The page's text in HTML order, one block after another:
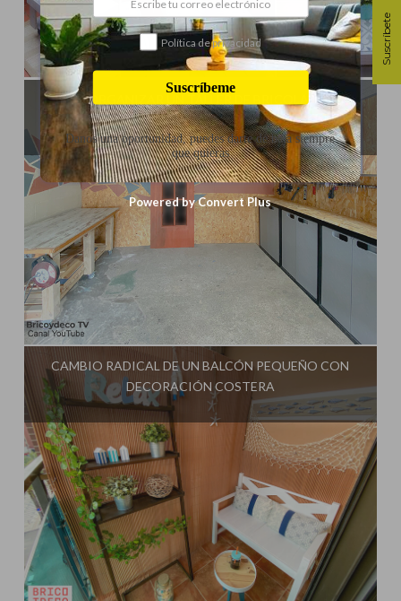
Influencer: Bricoydeco Mujermanitas
CÓMO ORGANIZAR UN TALLER DE BRICOLAJE PARA
APROVECHAR HASTA EL ÚLTIMO RINCÓN
Influencer:Bricoydeco Mujermanitas
CAMBIO RADICAL DE UN BALCÓN PEQUEÑO CON
DECORACIÓN COSTERA
Influencer:Bricoydeco Mujermanitas
Suscríbete
Política de privacidad
Suscríbeme
Danos una oportunidad, puedes darte de baja siempre
que quieras
Powered by Convert Plus